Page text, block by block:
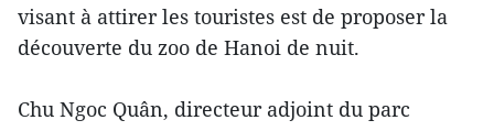
visant à attirer les touristes est de proposer la
découverte du zoo de Hanoi de nuit.
Chu Ngoc Quân, directeur adjoint du parc